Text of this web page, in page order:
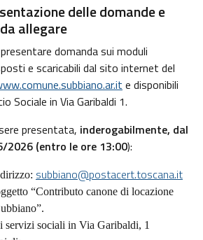
delle domande e
allegare
domanda sui moduli
e scaricabili dal sito internet del
e disponibili
Sociale in Via Garibaldi 1.
presentata, inderogabilmente, dal
(entro le ore 13:00):
subbiano@postacert.toscana.it
“Contributo canone di locazione
servizi sociali in Via Garibaldi, 1